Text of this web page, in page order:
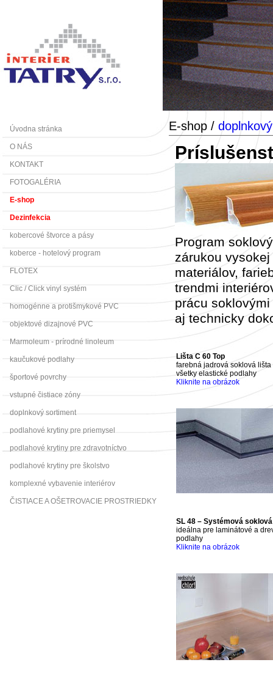
Úvodna stránka
O NÁS
KONTAKT
FOTOGALÉRIA
E-shop
Dezinfekcia
kobercové štvorce a pásy
koberce - hotelový program
FLOTEX
Clic / Click vinyl systém
homogénne a protišmykové PVC
objektové dizajnové PVC
Marmoleum - prírodné linoleum
kaučukové podlahy
športové povrchy
vstupné čistiace zóny
doplnkový sortiment
podlahové krytiny pre priemysel
podlahové krytiny pre zdravotníctvo
podlahové krytiny pre školstvo
komplexné vybavenie interiérov
ČISTIACE A OŠETROVACIE PROSTRIEDKY
E-shop /
Program
zárukou
materiálov,
trendmi
prácu
aj technicky
Lišta C 60 Top
farebná jadrová soklová lišta
všetky elastické podlahy
Kliknite na obrázok
SL 48 – Systémová
ideálna pre laminátové a
podlahy
Kliknite na obrázok